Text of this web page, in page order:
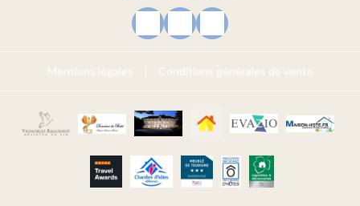
Mentions légales | Conditions générales de vente